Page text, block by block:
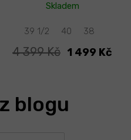
Skladem
39 1/2 40 38
4 399 Kč 1 499 Kč
blogu